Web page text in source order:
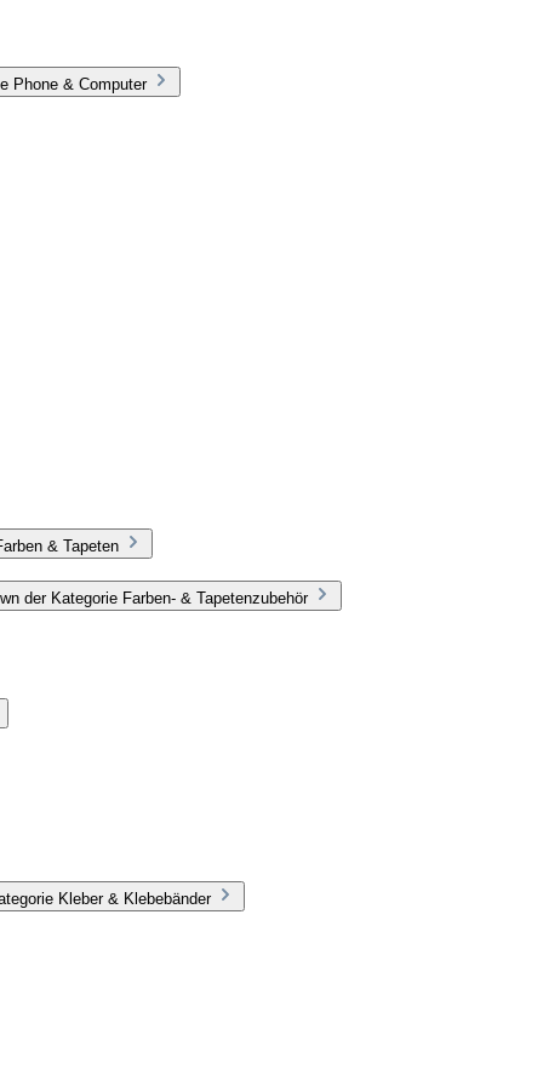
Phone & Computer
& Tapeten
der Kategorie Farben- & Tapetenzubehör
Kleber & Klebebänder